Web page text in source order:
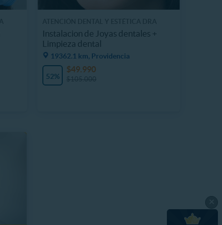
Instalacion de Joyas dentales +
Limpieza dental
19362.1 km, Providencia
52%
$49.990